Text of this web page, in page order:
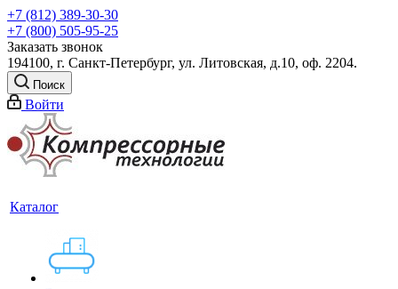
+7 (812) 389-30-30
+7 (800) 505-95-25
Заказать звонок
194100, г. Санкт-Петербург, ул. Литовская, д.10, оф. 2204.
Поиск
Войти
Каталог